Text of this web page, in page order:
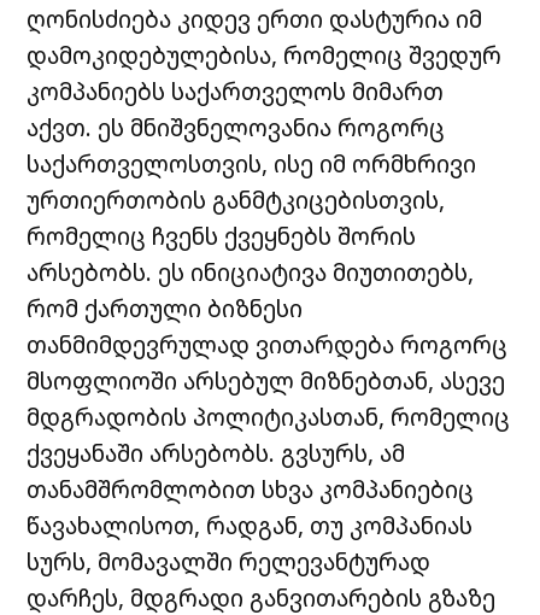
ღონისძიება კიდევ ერთი დასტურია იმ
დამოკიდებულებისა, რომელიც შვედურ
კომპანიებს საქართველოს მიმართ
აქვთ. ეს მნიშვნელოვანია როგორც
საქართველოსთვის, ისე იმ ორმხრივი
ურთიერთობის განმტკიცებისთვის,
რომელიც ჩვენს ქვეყნებს შორის
არსებობს. ეს ინიციატივა მიუთითებს,
რომ ქართული ბიზნესი
თანმიმდევრულად ვითარდება როგორც
მსოფლიოში არსებულ მიზნებთან, ასევე
მდგრადობის პოლიტიკასთან, რომელიც
ქვეყანაში არსებობს. გვსურს, ამ
თანამშრომლობით სხვა კომპანიებიც
წავახალისოთ, რადგან, თუ კომპანიას
სურს, მომავალში რელევანტურად
დარჩეს, მდგრადი განვითარების გზაზე